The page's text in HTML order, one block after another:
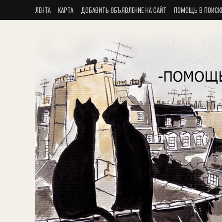
ЛЕНТА КАРТА ДОБАВИТЬ ОБЪЯВЛЕНИЕ НА САЙТ ПОМОЩЬ В